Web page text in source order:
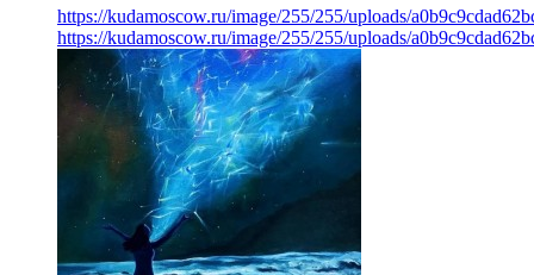
https://kudamoscow.ru/image/255/255/uploads/
https://kudamoscow.ru/image/255/255/uploads/